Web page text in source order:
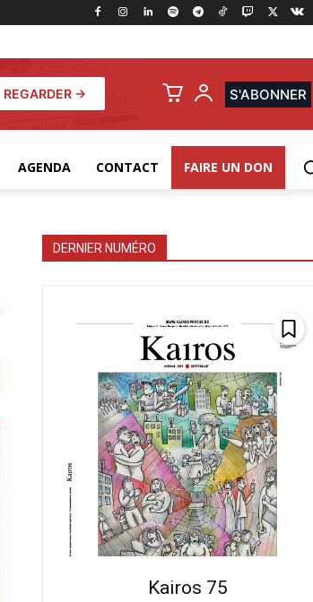
REGARDER → S'ABONNER
AGENDA CONTACT FAIRE UN DON
DERNIER NUMÉRO
Kairos 75